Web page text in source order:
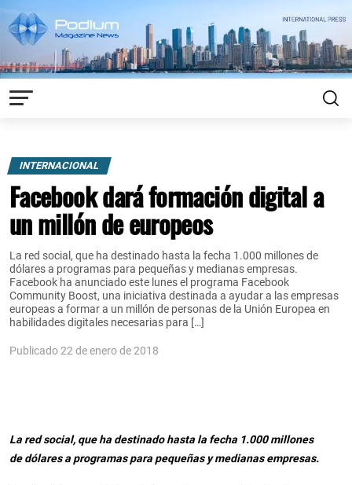
INTERNACIONAL
Facebook dará formación digital a
un millón de europeos
La red social, que ha destinado hasta la fecha 1.000 millones de
dólares a programas para pequeñas y medianas empresas.
Facebook ha anunciado este lunes el programa Facebook
Community Boost, una iniciativa destinada a ayudar a las empresas
europeas a formar a un millón de personas de la Unión Europea en
habilidades digitales necesarias para […]
Publicado 22 de enero de 2018
La red social, que ha destinado hasta la fecha 1.000 millones
de dólares a programas para pequeñas y medianas empresas.